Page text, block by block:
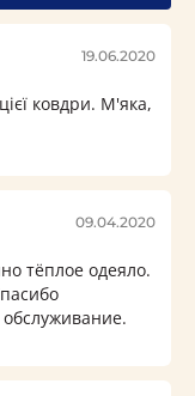
19.06.2020
ковдри. М'яка,
09.04.2020
тёплое одеяло.